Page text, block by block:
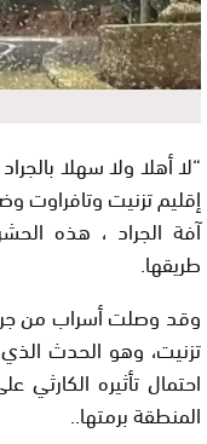
“لا أهلا ولا سهلا
إقليم تزنيت
آفة الجراد ، هذه
طريقها.
وقد وصلت أسراب من
تزنيت، وهو الحدث
احتمال تأثيره الكارثي
المنطقة برمتها..